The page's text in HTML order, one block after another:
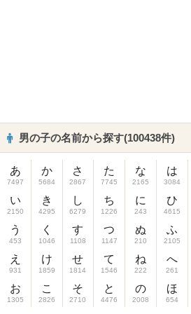
男の子の名前から探す(100438件)
あ
7497
い
2150
う
453
え
931
お
1305
か
5684
き
4295
く
1046
け
1859
こ
2826
さ
2867
し
6279
す
1108
せ
1814
そ
2710
た
7745
ち
1226
つ
1147
て
1546
と
4476
な
2165
に
243
ぬ
210
ね
222
の
2008
は
3084
ひ
4615
ふ
2105
へ
261
ほ
654